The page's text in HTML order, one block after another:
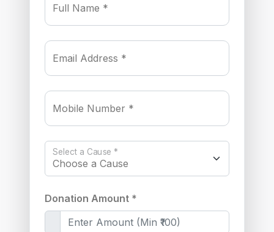
Full Name *
Email Address *
Mobile Number *
Select a Cause *
Donation Amount *